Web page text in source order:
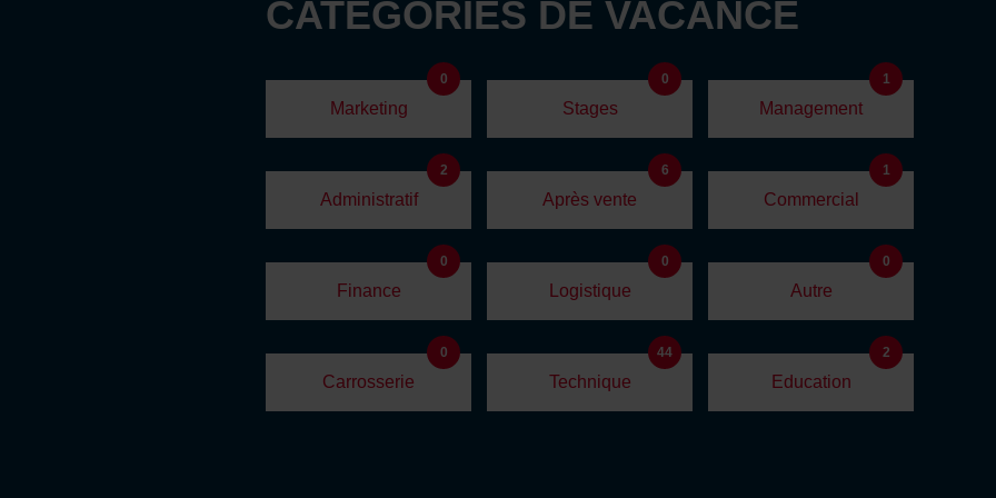
CATÉGORIES DE VACANCE
Marketing
0
Stages
0
Management
1
Administratif
2
Après vente
6
Commercial
1
Finance
0
Logistique
0
Autre
0
Carrosserie
0
Technique
44
Education
2